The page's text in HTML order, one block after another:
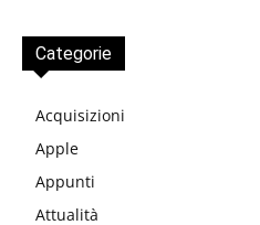
Categorie
Acquisizioni
Apple
Appunti
Attualità